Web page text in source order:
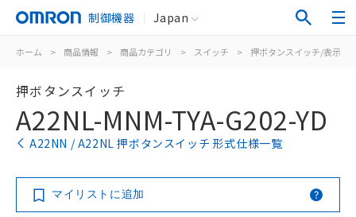
制御機器 Japan
ホーム > 商品情報 > 商品カテゴリ > スイッチ > 押ボタンスイッチ/表示灯
押ボタンスイッチ
A22NL-MNM-TYA-G202-YD
A22NN / A22NL 押ボタンスイッチ 形式仕様一覧
マイリストに追加